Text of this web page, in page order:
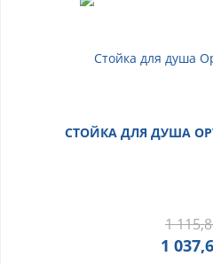
СТОЙКА ДЛЯ ДУША
1
1